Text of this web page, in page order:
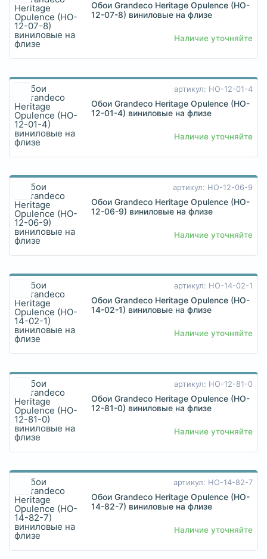
Обои Grandeco Heritage Opulence (HO-
12-07-8) виниловые на флизе
Наличие уточняйте
артикул: HO-12-01-4
Обои Grandeco Heritage Opulence (HO-
12-01-4) виниловые на флизе
Наличие уточняйте
артикул: HO-12-06-9
Обои Grandeco Heritage Opulence (HO-
12-06-9) виниловые на флизе
Наличие уточняйте
артикул: HO-14-02-1
Обои Grandeco Heritage Opulence (HO-
14-02-1) виниловые на флизе
Наличие уточняйте
артикул: HO-12-81-0
Обои Grandeco Heritage Opulence (HO-
12-81-0) виниловые на флизе
Наличие уточняйте
артикул: HO-14-82-7
Обои Grandeco Heritage Opulence (HO-
14-82-7) виниловые на флизе
Наличие уточняйте